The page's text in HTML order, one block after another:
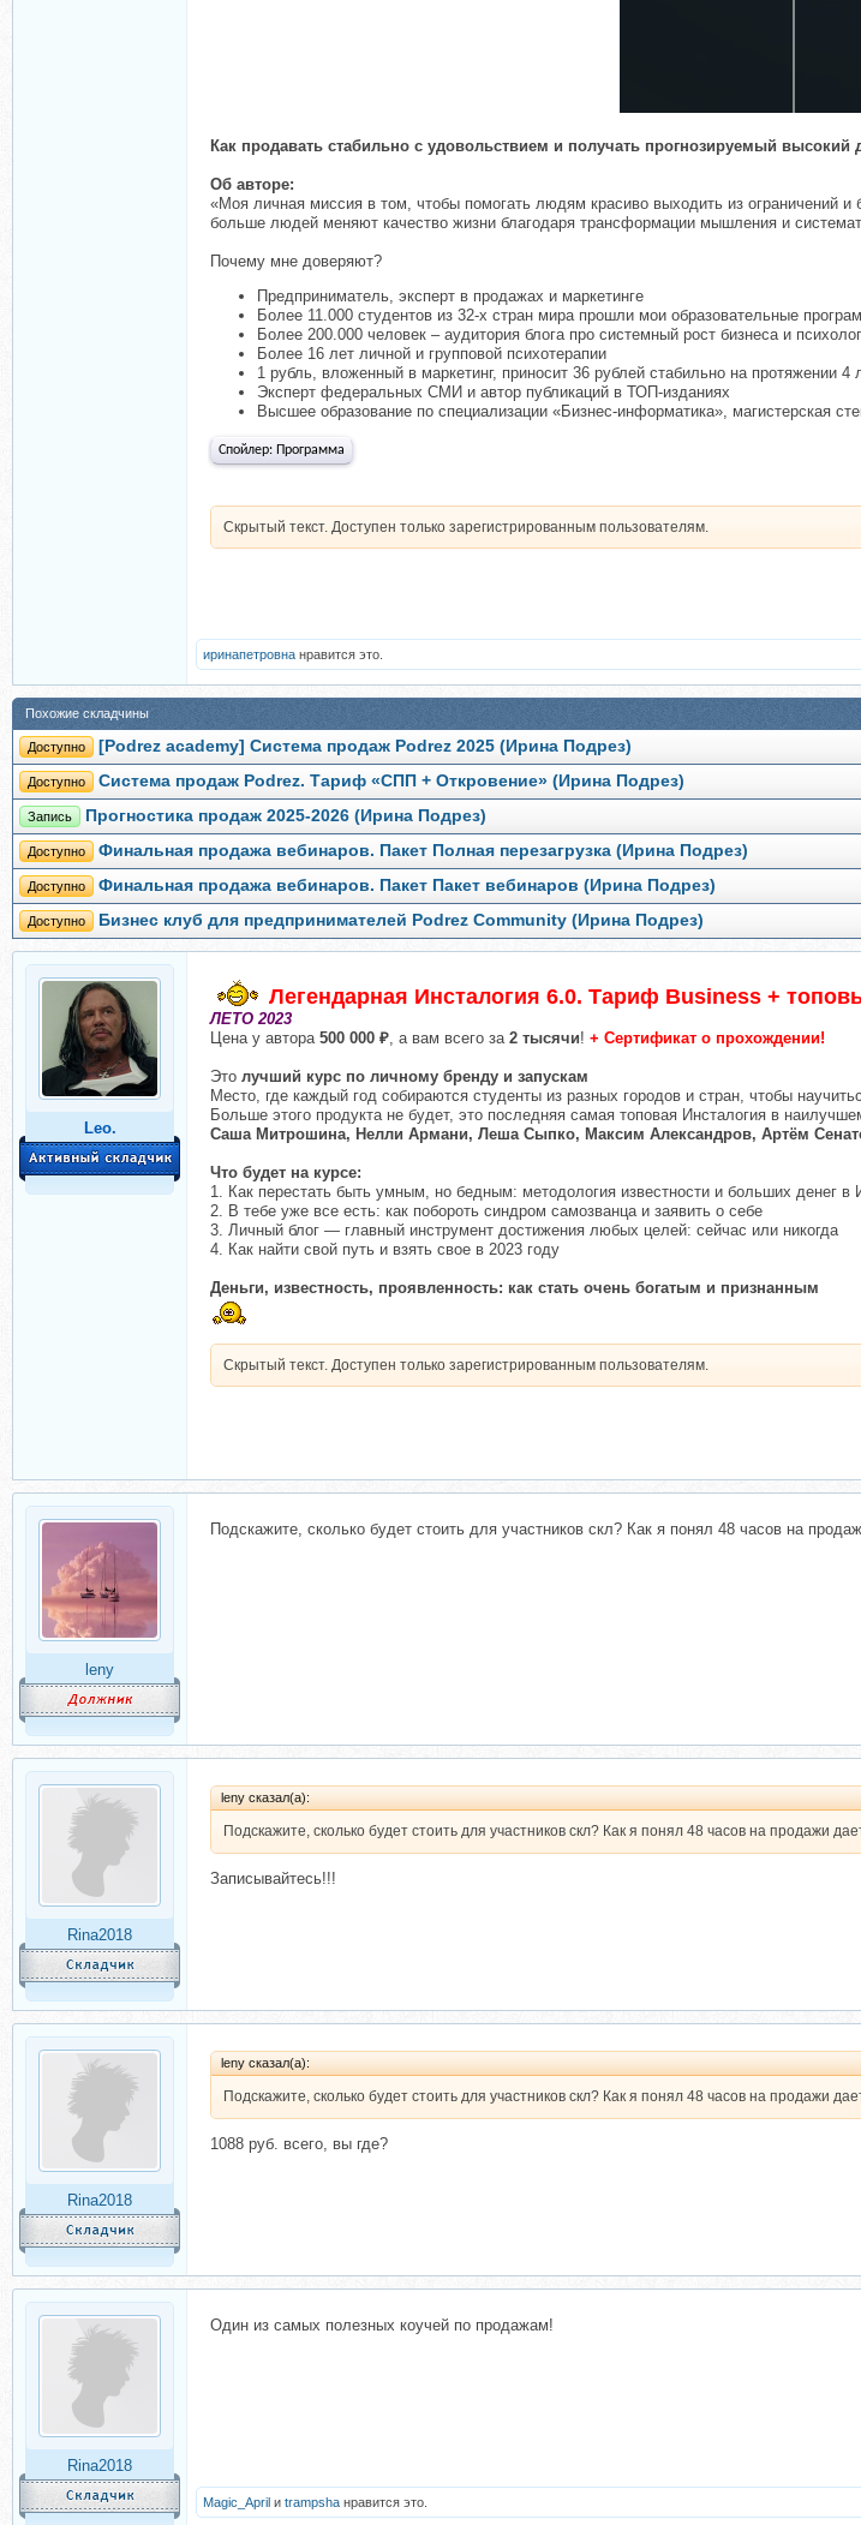
Как продавать стабильно с удовольствием и получать прогнозируемый высокий
Об авторе:
«Моя личная миссия в том, чтобы помогать людям красиво выходить из ограничений
больше людей меняют качество жизни благодаря трансформации мышления и
Почему мне доверяют?
Предприниматель, эксперт в продажах и маркетинге
Более 11.000 студентов из 32-х стран мира прошли мои образовательные
Более 200.000 человек – аудитория блога про системный рост бизнеса и
Более 16 лет личной и групповой психотерапии
1 рубль, вложенный в маркетинг, приносит 36 рублей стабильно на протяжении 4
Эксперт федеральных СМИ и автор публикаций в ТОП-изданиях
Высшее образование по специализации «Бизнес-информатика», магистерская
Спойлер: Программа
Скрытый текст. Доступен только зарегистрированным пользователям.
иринапетровна нравится это.
Похожие складчины
Доступно [Podrez academy] Система продаж Podrez 2025 (Ирина Подрез)
Доступно Система продаж Podrez. Тариф «СПП + Откровение» (Ирина Подрез)
Запись Прогностика продаж 2025-2026 (Ирина Подрез)
Доступно Финальная продажа вебинаров. Пакет Полная перезагрузка (Ирина Подрез)
Доступно Финальная продажа вебинаров. Пакет Пакет вебинаров (Ирина Подрез)
Доступно Бизнес клуб для предпринимателей Podrez Community (Ирина Подрез)
Leo.
Легендарная Инсталогия 6.0. Тариф Business +
ЛЕТО 2023
Цена у автора 500 000 ₽, а вам всего за 2 тысячи! + Сертификат о прохождении!
Это лучший курс по личному бренду и запускам
Место, где каждый год собираются студенты из разных городов и стран, чтобы
Больше этого продукта не будет, это последняя самая топовая Инсталогия в
Саша Митрошина, Нелли Армани, Леша Сыпко, Максим Александров, Артём
Что будет на курсе:
1. Как перестать быть умным, но бедным: методология известности и больших денег в
2. В тебе уже все есть: как побороть синдром самозванца и заявить о себе
3. Личный блог — главный инструмент достижения любых целей: сейчас или никогда
4. Как найти свой путь и взять свое в 2023 году
Деньги, известность, проявленность: как стать очень богатым и признанным
Скрытый текст. Доступен только зарегистрированным пользователям.
leny
Подскажите, сколько будет стоить для участников скл? Как я понял 48 часов на
Rina2018
leny сказал(а):
Подскажите, сколько будет стоить для участников скл? Как я понял 48 часов на продажи
Записывайтесь!!!
Rina2018
leny сказал(а):
Подскажите, сколько будет стоить для участников скл? Как я понял 48 часов на продажи
1088 руб. всего, вы где?
Rina2018
Один из самых полезных коучей по продажам!
Magic_April и trampsha нравится это.